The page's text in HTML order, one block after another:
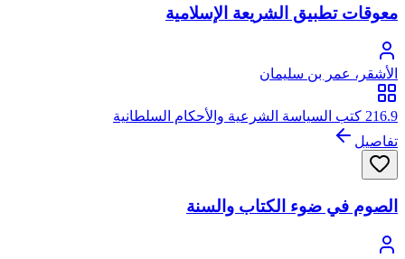
معوقات تطبيق الشريعة الإسلامية
الأشقر، عمر بن سليمان
216.9 كتب السياسة الشرعية والأحكام السلطانية
تفاصيل
الصوم في ضوء الكتاب والسنة